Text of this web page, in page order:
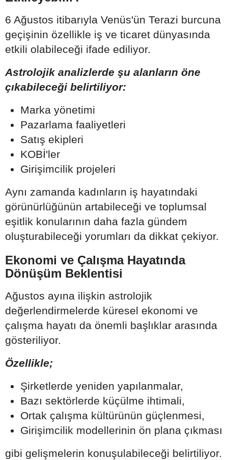
6 Ağustos itibarıyla Venüs'ün Terazi burcuna
geçişinin özellikle iş ve ticaret dünyasında
etkili olabileceği ifade ediliyor.
Astrolojik analizlerde şu alanların öne
çıkabileceği belirtiliyor:
Marka yönetimi
Pazarlama faaliyetleri
Satış ekipleri
KOBİ'ler
Girişimcilik projeleri
Aynı zamanda kadınların iş hayatındaki
görünürlüğünün artabileceği ve toplumsal
eşitlik konularının daha fazla gündem
oluşturabileceği yorumları da dikkat çekiyor.
Ekonomi ve Çalışma Hayatında
Dönüşüm Beklentisi
Ağustos ayına ilişkin astrolojik
değerlendirmelerde küresel ekonomi ve
çalışma hayatı da önemli başlıklar arasında
gösteriliyor.
Özellikle;
Şirketlerde yeniden yapılanmalar,
Bazı sektörlerde küçülme ihtimali,
Ortak çalışma kültürünün güçlenmesi,
Girişimcilik modellerinin ön plana çıkması
gibi gelişmelerin konuşulabileceği belirtiliyor.